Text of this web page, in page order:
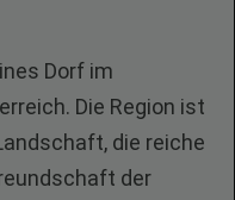
Dorf im
Die Region ist
die reiche
der